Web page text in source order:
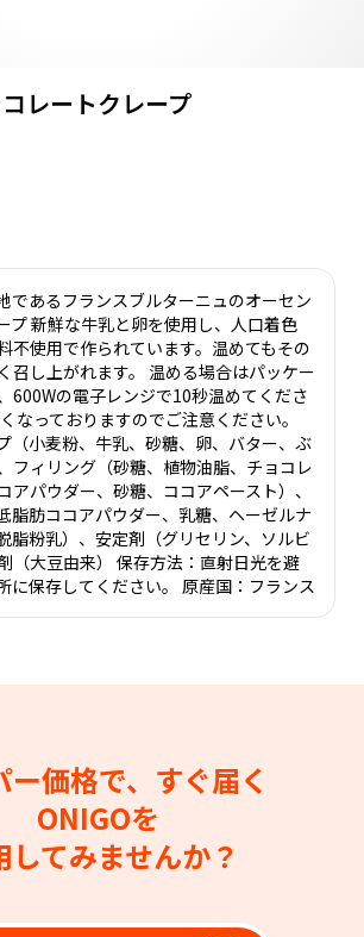
レートクレープ
であるフランスブルターニュのオーセン
プ 新鮮な牛乳と卵を使用し、人口着色
不使用で作られています。温めてもその
召し上がれます。 温める場合はパッケー
600Wの電子レンジで10秒温めてくださ
なっておりますのでご注意ください。
（小麦粉、牛乳、砂糖、卵、バター、ぶ
フィリング（砂糖、植物油脂、チョコレ
アパウダー、砂糖、ココアペースト）、
脂肪ココアパウダー、乳糖、ヘーゼルナ
脂粉乳）、安定剤（グリセリン、ソルビ
（大豆由来） 保存方法：直射日光を避
に保存してください。 原産国：フランス
ー価格で、すぐ届く
ONIGOを
してみませんか？